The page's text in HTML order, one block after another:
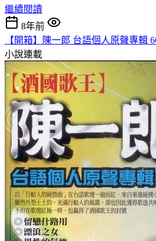
繼續閱讀
8年前
【開箱】陳一郎 台語個人原聲專輯
小說連載